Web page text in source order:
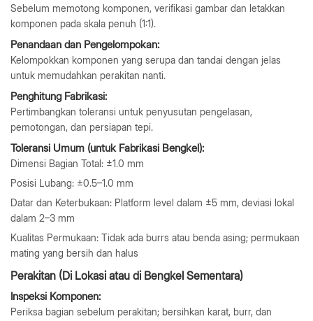
Sebelum memotong komponen, verifikasi gambar dan letakkan
komponen pada skala penuh (1:1).
Penandaan dan Pengelompokan:
Kelompokkan komponen yang serupa dan tandai dengan jelas
untuk memudahkan perakitan nanti.
Penghitung Fabrikasi:
Pertimbangkan toleransi untuk penyusutan pengelasan,
pemotongan, dan persiapan tepi.
Toleransi Umum (untuk Fabrikasi Bengkel):
Dimensi Bagian Total: ±1.0 mm
Posisi Lubang: ±0.5–1.0 mm
Datar dan Keterbukaan: Platform level dalam ±5 mm, deviasi lokal
dalam 2–3 mm
Kualitas Permukaan: Tidak ada burrs atau benda asing; permukaan
mating yang bersih dan halus
Perakitan (Di Lokasi atau di Bengkel Sementara)
Inspeksi Komponen:
Periksa bagian sebelum perakitan; bersihkan karat, burr, dan